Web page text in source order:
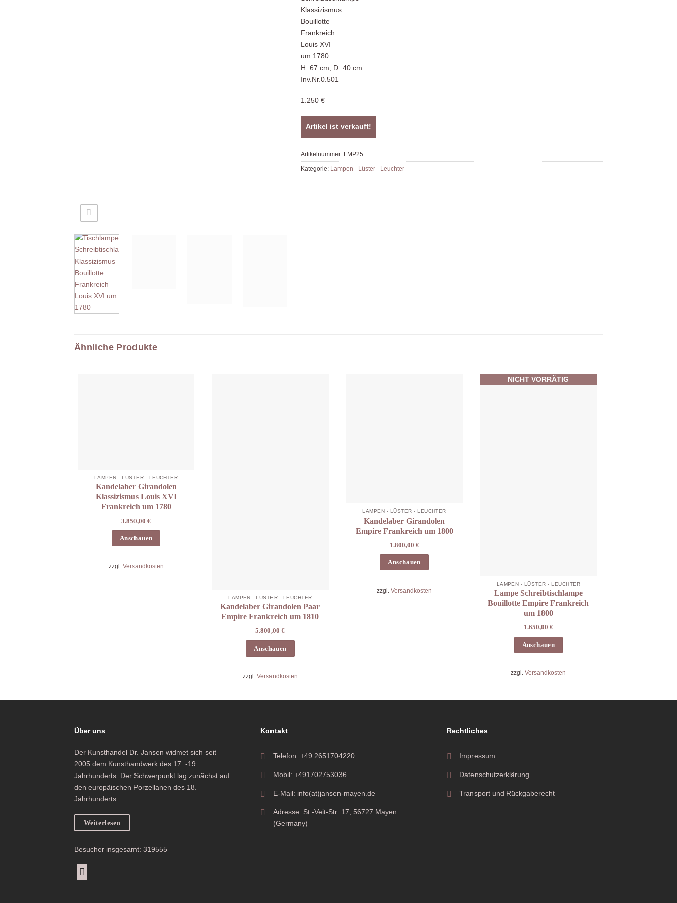
Klassizismus
Bouillotte
Frankreich
Louis XVI
um 1780
H. 67 cm, D. 40 cm
Inv.Nr.0.501
1.250 €
Artikel ist verkauft!
Artikelnummer: LMP25
Kategorie: Lampen - Lüster - Leuchter
Ähnliche Produkte
LAMPEN - LÜSTER - LEUCHTER
Kandelaber Girandolen
Klassizismus Louis XVI
Frankreich um 1780
3.850,00€
Anschauen
zzgl. Versandkosten
LAMPEN - LÜSTER - LEUCHTER
Kandelaber Girandolen Paar
Empire Frankreich um 1810
5.800,00€
Anschauen
zzgl. Versandkosten
LAMPEN - LÜSTER - LEUCHTER
Kandelaber Girandolen
Empire Frankreich um 1800
1.800,00 €
Anschauen
zzgl.Versandkosten
NICHT VORRÄTIG
LAMPEN - LÜSTER - LEUCHTER
Lampe Schreibtischlampe
Bouillotte Empire Frankreich
um 1800
1.650,00 €
Anschauen
zzgl.Versandkosten
Über uns
Der Kunsthandel Dr. Jansen widmet sich seit
2005 dem Kunsthandwerk des 17. -19.
Jahrhunderts. Der Schwerpunkt lag zunächst auf
den europäischen Porzellanen des 18.
Jahrhunderts.
Weiterlesen
Besucher insgesamt: 319555
Kontakt
Telefon: +49 2651704220
Mobil: +491702753036
E-Mail: info(at)jansen-mayen.de
Adresse: St.-Veit-Str. 17, 56727 Mayen
(Germany)
Rechtliches
Impressum
Datenschutzerklärung
Transport und Rückgaberecht